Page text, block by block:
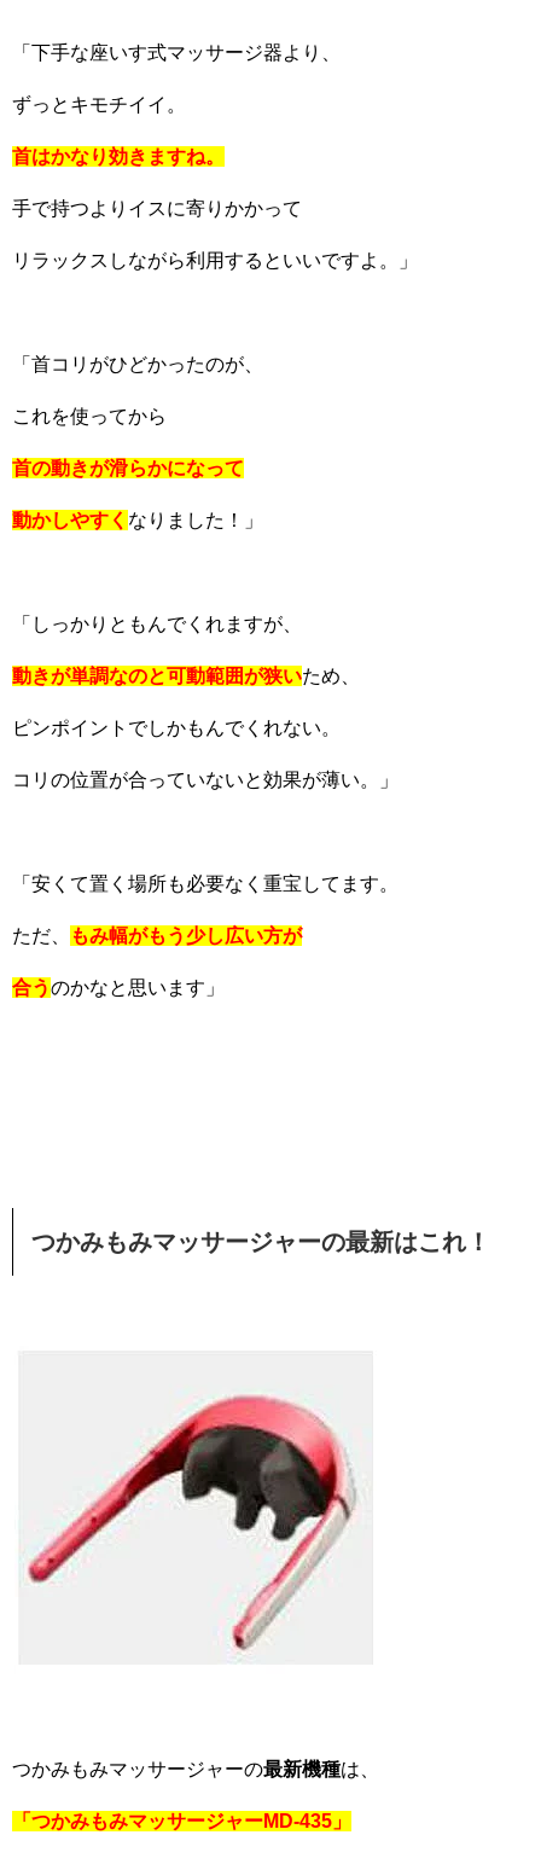
「下手な座いす式マッサージ器より、
ずっとキモチイイ。
首はかなり効きますね。
手で持つよりイスに寄りかかって
リラックスしながら利用するといいですよ。」
「首コリがひどかったのが、
これを使ってから
首の動きが滑らかになって
動かしやすく なりました！」
「しっかりともんでくれますが、
動きが単調なのと可動範囲が狭いため、
ピンポイントでしかもんでくれない。
コリの位置が合っていないと効果が薄い。」
「安くて置く場所も必要なく重宝してます。
ただ、 もみ幅がもう少し広い方が
合うのかなと思います」
つかみもみマッサージャーの最新はこれ！
つかみもみマッサージャーの最新機種は、
「つかみもみマッサージャーMD-435」